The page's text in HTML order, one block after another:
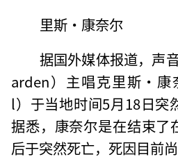
里斯·康奈尔
据国外媒体报道，声
arden）主唱克里斯·康
l）于当地时间5月18日突
据悉，康奈尔是在结束了
后于突然死亡，死因目前尚